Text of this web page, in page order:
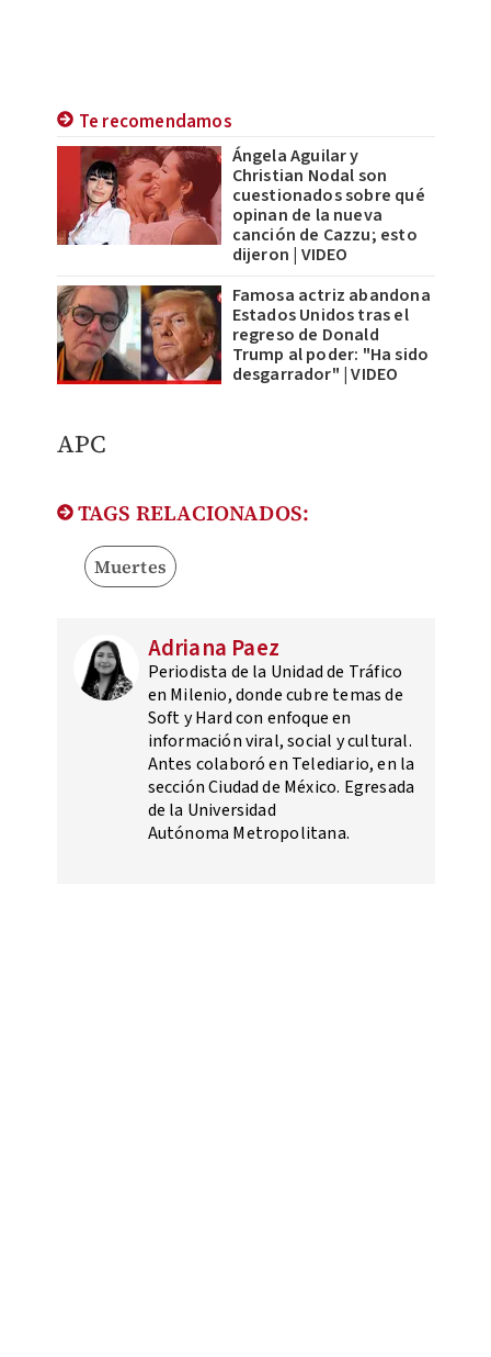
Te recomendamos
Ángela Aguilar y
Christian Nodal son
cuestionados sobre qué
opinan de la nueva
canción de Cazzu; esto
dijeron | VIDEO
Famosa actriz abandona
Estados Unidos tras el
regreso de Donald
Trump al poder: "Ha sido
desgarrador" | VIDEO
APC
TAGS RELACIONADOS:
Muertes
Adriana Paez
Periodista de la Unidad de Tráfico
en Milenio, donde cubre temas de
Soft y Hard con enfoque en
información viral, social y cultural.
Antes colaboró en Telediario, en la
sección Ciudad de México. Egresada
de la Universidad
Autónoma Metropolitana.